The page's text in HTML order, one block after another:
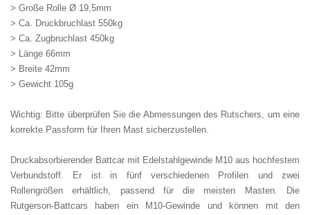
> Große Rolle Ø 19,5mm
> Ca. Druckbruchlast 550kg
> Ca. Zugbruchlast 450kg
> Länge 66mm
> Breite 42mm
> Gewicht 105g
Wichtig: Bitte überprüfen Sie die Abmessungen des Rutschers, um eine
korrekte Passform für Ihren Mast sicherzustellen.
Druckabsorbierender Battcar mit Edelstahlgewinde M10 aus hochfestem
Verbundstoff. Er ist in fünf verschiedenen Profilen und zwei
Rollengrößen erhältlich, passend für die meisten Masten. Die
Rutgerson-Battcars haben ein M10-Gewinde und können mit den